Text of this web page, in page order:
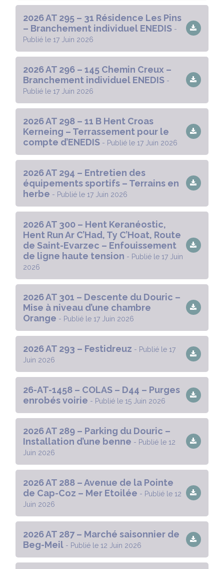
2026 AT 295 – 31 Résidence Les Pins
– Branchement individuel ENEDIS -
Publié le 17 Juin 2026
2026 AT 296 – 145 Chemin Creux –
Branchement individuel ENEDIS -
Publié le 17 Juin 2026
2026 AT 298 – 11 B Hent Croas
Kerneing – Terrassement pour le
compte d’ENEDIS - Publié le 17 Juin 2026
2026 AT 294 – Entretien des
équipements sportifs – Terrains en
herbe - Publié le 17 Juin 2026
2026 AT 300 – Hent Keranéostic,
Hent Run Ar C’Had, Ty C’Hoat, Route
de Saint-Evarzec – Enfouissement
de ligne haute tension - Publié le 17 Juin
2026
2026 AT 301 – Descente du Douric –
Mise à niveau d’une chambre
Orange - Publié le 17 Juin 2026
2026 AT 293 – Festidreuz - Publié le 17
Juin 2026
26-AT-1458 – COLAS – D44 – Purges
enrobés voirie - Publié le 15 Juin 2026
2026 AT 289 – Parking du Douric –
Installation d’une benne - Publié le 12
Juin 2026
2026 AT 288 – Avenue de la Pointe
de Cap-Coz – Mer Etoilée - Publié le 12
Juin 2026
2026 AT 287 – Marché saisonnier de
Beg-Meil - Publié le 12 Juin 2026